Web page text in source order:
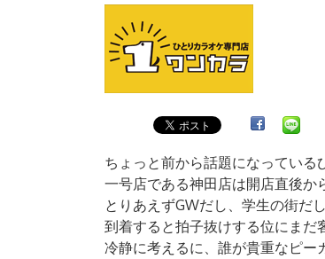
ちょっと前から話題になっている
一号店である神田店は開店直後か
とりあえずGWだし、学生の街だ
到着すると拍子抜けする位にまだ
冷静に考えるに、誰が貴重なピー